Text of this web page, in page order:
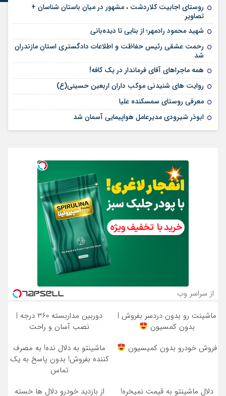
روستای اجابیت کلاردشت ، مشهور در میان باستان شناسان +
تصاویر
شهید محمود رادمهر؛ از بنایی تا دیده‌بانی
رحمت عشقی رئیس حفاظت و اطلاعات دادگستری استان مازندران
شد
همه ماجراهای آقای فرماندار در یک کافه!
روایت های شنیدنی موکب داران اربعین حسینی(ع)
معرفی روستای سمسکنده علیا
ابوذر شیرودی مدیرعامل هواپیمایی آسمان شد
از سراسر وب
ماشینت رو بدون دردسر بفروش |
بدون کمسیون
دوربین مداربسته 360 درجه |
نصب آسان و راحت
فروش خودرو بدون کمیسیون
ماشینتو به دلال نده! به مصرف
کننده بفروش! بدون پاسخ به یک
تماس
دلال ماشینتو به قیمت نمیخره!
از بازدید خودرو دلال ها خسته